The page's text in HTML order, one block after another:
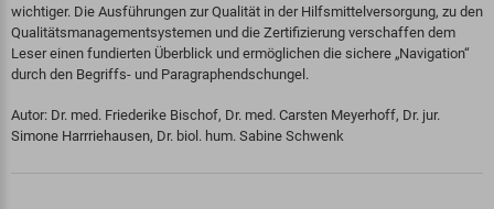
wichtiger. Die Ausführungen zur Qualität in der Hilfsmittelversorgung, zu den
Qualitätsmanagementsystemen und die Zertifizierung verschaffen dem
Leser einen fundierten Überblick und ermöglichen die sichere „Navigation“
durch den Begriffs- und Paragraphendschungel.
Autor: Dr. med. Friederike Bischof, Dr. med. Carsten Meyerhoff, Dr. jur.
Simone Harrriehausen, Dr. biol. hum. Sabine Schwenk